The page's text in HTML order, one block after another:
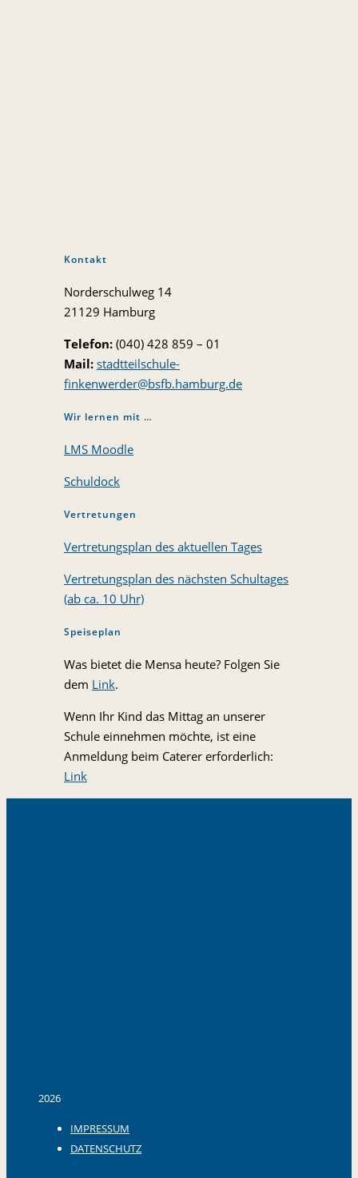
Kontakt
Norderschulweg 14
21129 Hamburg
Telefon: (040) 428 859 – 01
Mail: stadtteilschule-
finkenwerder@bsfb.hamburg.de
Wir lernen mit …
LMS Moodle
Schuldock
Vertretungen
Vertretungsplan des aktuellen Tages
Vertretungsplan des nächsten Schultages
(ab ca. 10 Uhr)
Speiseplan
Was bietet die Mensa heute? Folgen Sie
dem Link.
Wenn Ihr Kind das Mittag an unserer
Schule einnehmen möchte, ist eine
Anmeldung beim Caterer erforderlich:
Link
2026
IMPRESSUM
DATENSCHUTZ